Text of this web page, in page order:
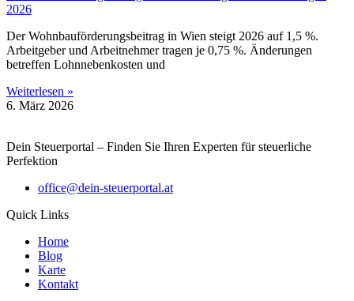
2026
Der Wohnbauförderungsbeitrag in Wien steigt 2026 auf 1,5 %.
Arbeitgeber und Arbeitnehmer tragen je 0,75 %. Änderungen
betreffen Lohnnebenkosten und
Weiterlesen »
6. März 2026
Dein Steuerportal – Finden Sie Ihren Experten für steuerliche
Perfektion
office@dein-steuerportal.at
Quick Links
Home
Blog
Karte
Kontakt